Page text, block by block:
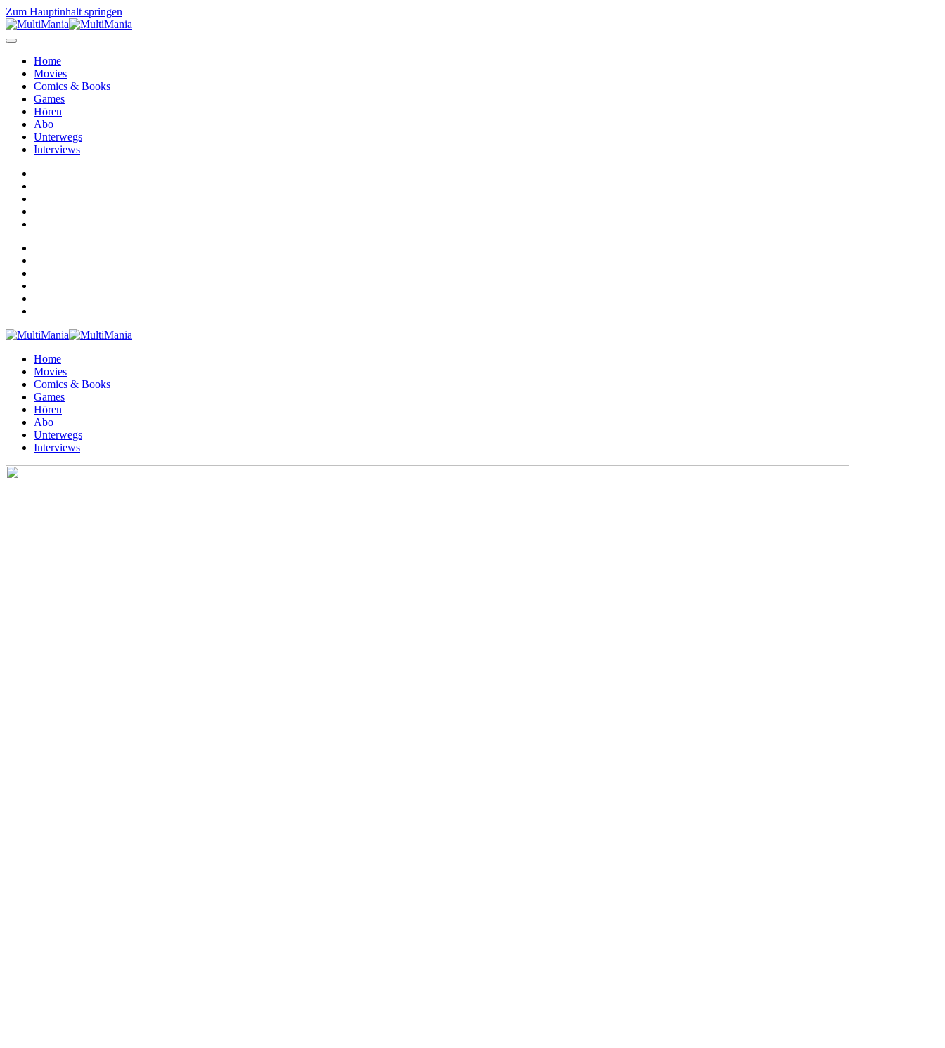
Zum Hauptinhalt springen
Home
Movies
Comics & Books
Games
Hören
Abo
Unterwegs
Interviews
Home
Movies
Comics & Books
Games
Hören
Abo
Unterwegs
Interviews